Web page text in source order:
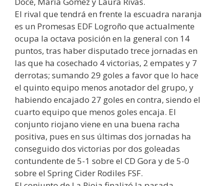
El rival que tendrá en frente la escuadra naranja
es un Promesas EDF Logroño que actualmente
ocupa la octava posición en la general con 14
puntos, tras haber disputado trece jornadas en
las que ha cosechado 4 victorias, 2 empates y 7
derrotas; sumando 29 goles a favor que lo hace
el quinto equipo menos anotador del grupo, y
habiendo encajado 27 goles en contra, siendo el
cuarto equipo que menos goles encaja. El
conjunto riojano viene en una buena racha
positiva, pues en sus últimas dos jornadas ha
conseguido dos victorias por dos goleadas
contundente de 5-1 sobre el CD Gora y de 5-0
sobre el Spring Cider Rodiles FSF.